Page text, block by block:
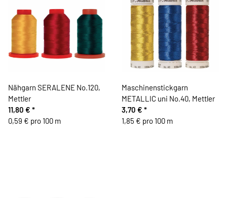
Nähgarn SERALENE No.120,
Mettler
11,80 € *
0,59 € pro 100 m
Maschinenstickgarn
METALLIC uni No.40, Mettler
3,70 € *
1,85 € pro 100 m